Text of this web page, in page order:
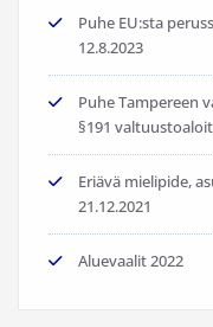
Puhe EU:sta
12.8.2023
Puhe Tampereen
§191
Eriävä mielipide,
21.12.2021
Aluevaalit 2022